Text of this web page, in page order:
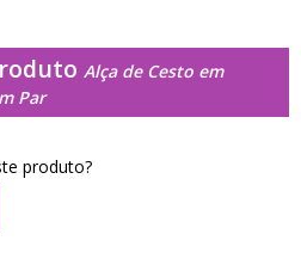
Alça de Cesto em
Par
produto?